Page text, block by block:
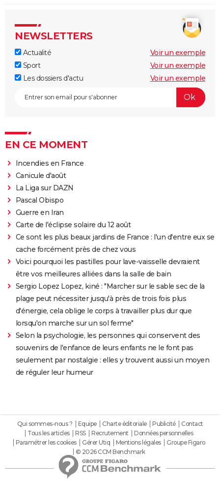
NEWSLETTERS
Actualité
Voir un exemple
Sport
Voir un exemple
Les dossiers d'actu
Voir un exemple
EN CE MOMENT
Incendies en France
Canicule d'août
La Liga sur DAZN
Pascal Obispo
Guerre en Iran
Carte de l'éclipse solaire du 12 août
Ce sont les plus beaux jardins de France : l'un d'entre eux se
cache forcément près de chez vous
Voici pourquoi les pastilles pour lave-vaisselle devraient
être vos meilleures alliées dans la salle de bain
Sergio Lopez Lopez, kiné : "Marcher sur le sable sec de la
plage peut nécessiter jusqu'à près de trois fois plus
d'énergie, cela oblige le corps à travailler plus dur que
lorsqu'on marche sur un sol ferme"
Selon la psychologie, les personnes qui conservent des
souvenirs de l'enfance de leurs enfants ne le font pas
seulement par nostalgie : elles y trouvent aussi un moyen
de réguler leur humeur
Qui sommes-nous ? Equipe Charte éditoriale Publicité
Contact
Tous les articles
RSS Recrutement
Données personnelles
Paramétrer les cookies
Gérer Utiq Mentions légales
Groupe Figaro
© 2026 CCM Benchmark